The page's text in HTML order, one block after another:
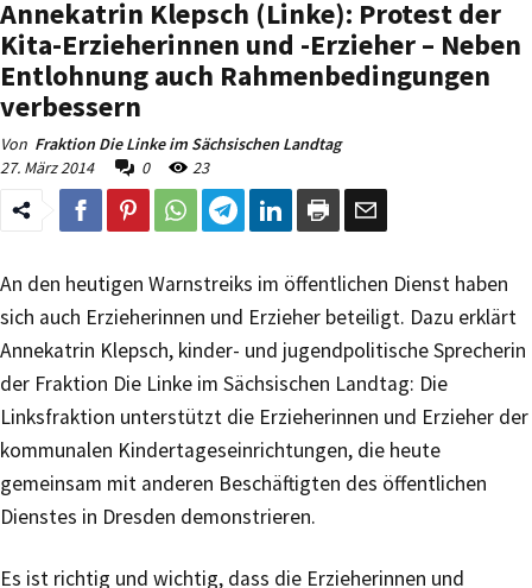
Annekatrin Klepsch (Linke): Protest der
Kita-Erzieherinnen und -Erzieher – Neben
Entlohnung auch Rahmenbedingungen
verbessern
Von Fraktion Die Linke im Sächsischen Landtag
27. März 2014
0 23
An den heutigen Warnstreiks im öffentlichen Dienst haben
sich auch Erzieherinnen und Erzieher beteiligt. Dazu erklärt
Annekatrin Klepsch, kinder- und jugendpolitische Sprecherin
der Fraktion Die Linke im Sächsischen Landtag: Die
Linksfraktion unterstützt die Erzieherinnen und Erzieher der
kommunalen Kindertageseinrichtungen, die heute
gemeinsam mit anderen Beschäftigten des öffentlichen
Dienstes in Dresden demonstrieren.
Es ist richtig und wichtig, dass die Erzieherinnen und